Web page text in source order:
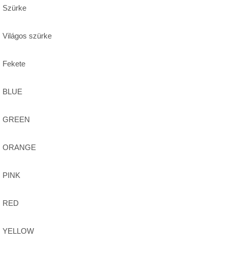
Szürke
Világos szürke
Fekete
BLUE
GREEN
ORANGE
PINK
RED
YELLOW